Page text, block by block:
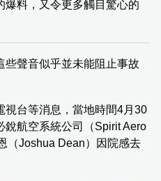
爆料，又令更多觸目驚心的
些聲音似乎並未能阻止事故
視台等消息，當地時間4月30
銳航空系統公司（Spirit Aero
（Joshua Dean）因院感去